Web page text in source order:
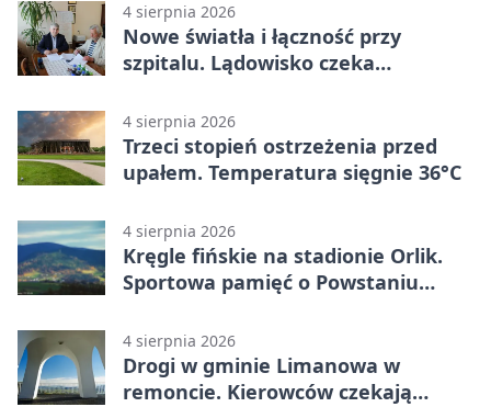
4 sierpnia 2026
Nowe światła i łączność przy
szpitalu. Lądowisko czeka
4 sierpnia 2026
Trzeci stopień ostrzeżenia przed
upałem. Temperatura sięgnie 36°C
4 sierpnia 2026
Kręgle fińskie na stadionie Orlik.
Sportowa pamięć o Powstaniu
4 sierpnia 2026
Drogi w gminie Limanowa w
remoncie. Kierowców czekają